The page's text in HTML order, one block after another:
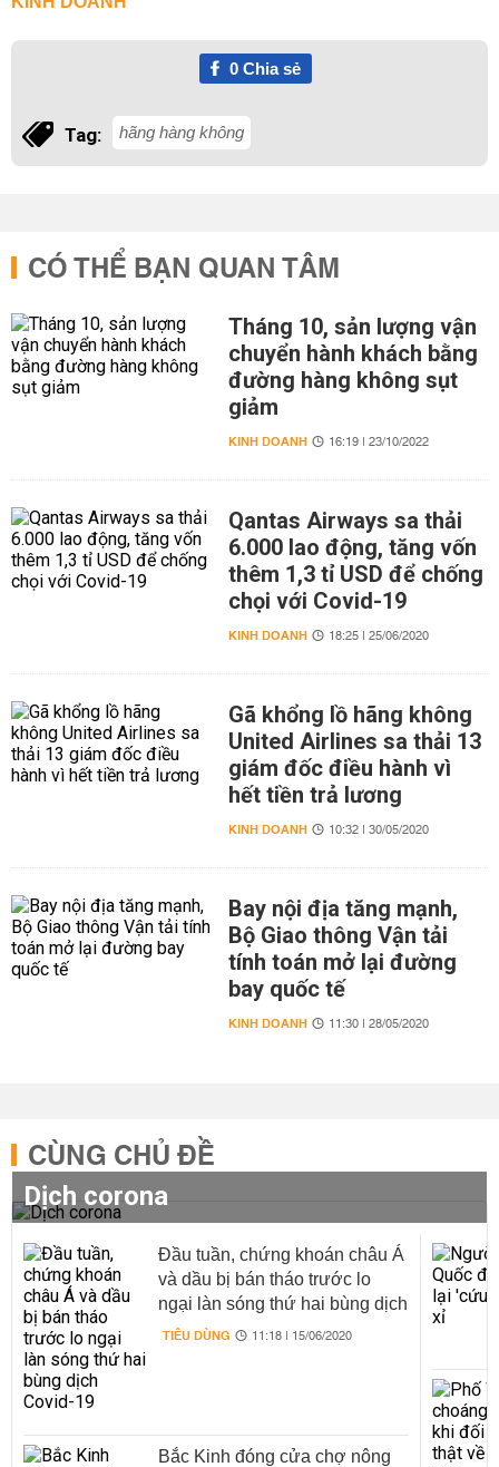
0Chia sẻ
Tag: hãng hàng không
CÓ THỂ BẠN QUAN TÂM
Tháng 10, sản lượng vận
chuyển hành khách bằng
đường hàng không sụt
giảm
KINH DOANH 16:19 | 23/10/2022
Qantas Airways sa thải
6.000 lao động, tăng vốn
thêm 1,3 tỉ USD để chống
chọi với Covid-19
KINH DOANH 18:25 | 25/06/2020
Gã khổng lồ hãng không
United Airlines sa thải 13
giám đốc điều hành vì
hết tiền trả lương
KINH DOANH 10:32 | 30/05/2020
Bay nội địa tăng mạnh,
Bộ Giao thông Vận tải
tính toán mở lại đường
bay quốc tế
KINH DOANH 11:30 | 28/05/2020
CÙNG CHỦ ĐỀ
Dịch corona
Đầu tuần, chứng khoán châu Á
và dầu bị bán tháo trước lo
ngại làn sóng thứ hai bùng dịch
Covid-19
TIÊU DÙNG 11:18 | 15/06/2020
Bắc Kinh đóng cửa chợ nông